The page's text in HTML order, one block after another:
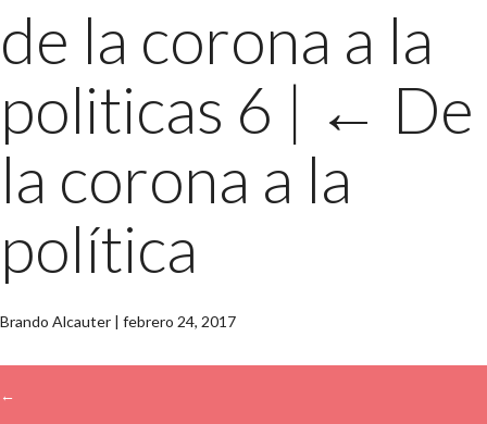
de la corona a la
politicas 6 | ← De
la corona a la
política
Brando Alcauter | febrero 24, 2017
←